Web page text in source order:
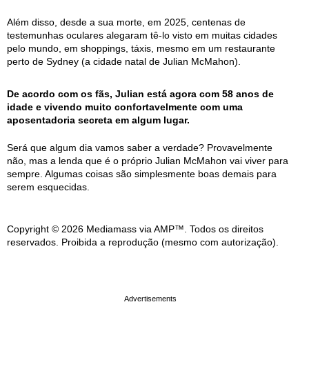
Além disso, desde a sua morte, em 2025, centenas de
testemunhas oculares alegaram tê-lo visto em muitas cidades
pelo mundo, em shoppings, táxis, mesmo em um restaurante
perto de Sydney (a cidade natal de Julian McMahon).
De acordo com os fãs, Julian está agora com 58 anos de
idade e vivendo muito confortavelmente com uma
aposentadoria secreta em algum lugar.
Será que algum dia vamos saber a verdade? Provavelmente
não, mas a lenda que é o próprio Julian McMahon vai viver para
sempre. Algumas coisas são simplesmente boas demais para
serem esquecidas.
Copyright © 2026 Mediamass via AMP™. Todos os direitos
reservados. Proibida a reprodução (mesmo com autorização).